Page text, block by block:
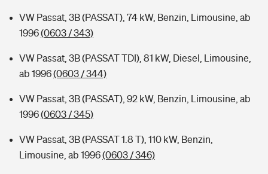
VW Passat, 3B (PASSAT), 74 kW, Benzin, Limousine, ab
1996(0603 / 343)
VW Passat, 3B (PASSAT TDI), 81 kW, Diesel, Limousine,
ab 1996(0603 / 344)
VW Passat, 3B (PASSAT), 92 kW, Benzin, Limousine, ab
1996(0603 / 345)
VW Passat, 3B (PASSAT 1.8 T), 110 kW, Benzin,
Limousine, ab 1996(0603 / 346)